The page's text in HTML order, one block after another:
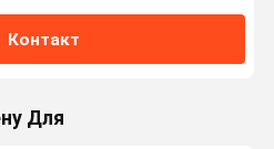
Контакт
Для